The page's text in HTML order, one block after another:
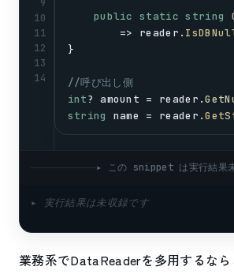
9
10
11
12
13
14
public static string
        =>
reader .
}
//呼び出し側
int? amount = reader .
string
name = reader .
▸ この snippet は実行結果
▸ 実行結果は未収録です
業務系でDataReaderを多用するな